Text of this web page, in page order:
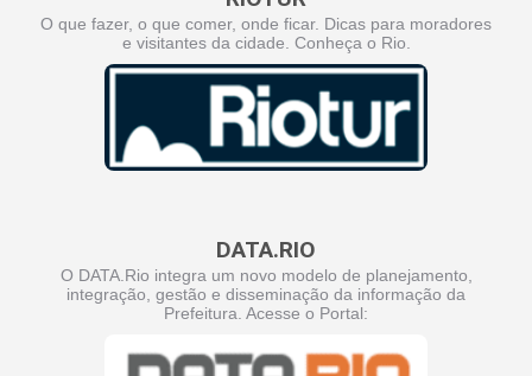
O que fazer, o que comer, onde ficar. Dicas para moradores
e visitantes da cidade. Conheça o Rio.
DATA.RIO
O DATA.Rio integra um novo modelo de planejamento,
integração, gestão e disseminação da informação da
Prefeitura. Acesse o Portal: